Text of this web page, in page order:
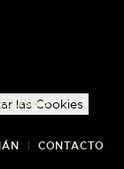
CONTACTO
las Cookies